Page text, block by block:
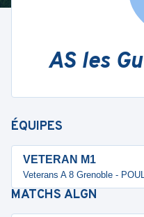
AS les
ÉQUIPES
VETERAN M1
Veterans A 8 Grenoble -
MATCHS ALGN